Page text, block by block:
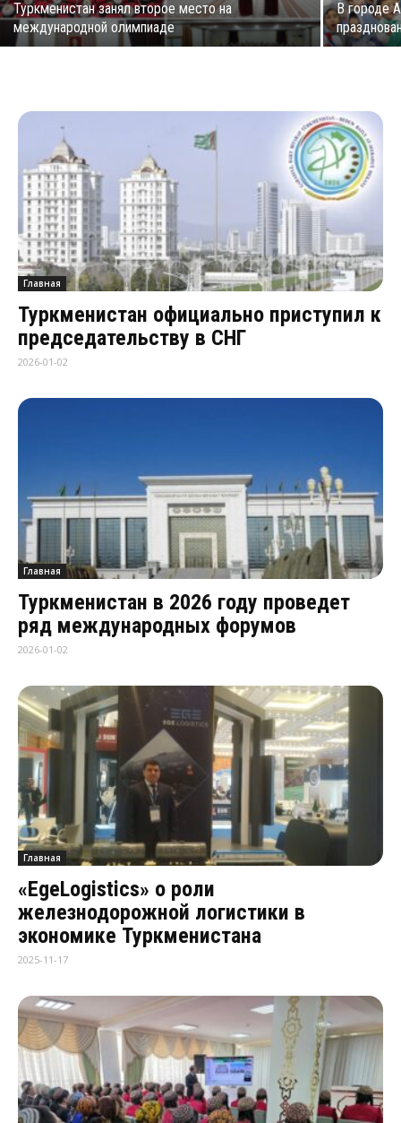
Туркменистан занял второе место на
международной олимпиаде
В городе
Главная
Туркменистан официально приступил к
председательству в СНГ
2026-01-02
Главная
Туркменистан в 2026 году проведет
ряд международных форумов
2026-01-02
Главная
«EgeLogistics» о роли
железнодорожной логистики в
экономике Туркменистана
2025-11-17